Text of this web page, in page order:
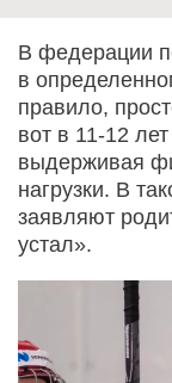
В федерации
в
правило,
вот в 11-12
выдерживая
нагрузки. В
заявляют
устал».